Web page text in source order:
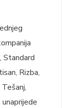
Standard
Rizba,